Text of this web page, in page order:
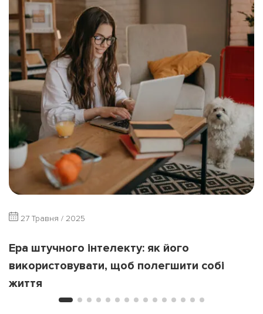
27 Травня / 2025
Ера штучного інтелекту: як його
використовувати, щоб полегшити собі
життя